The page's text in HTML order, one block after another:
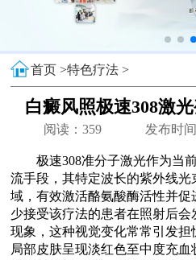
首页 >特色疗法 >
白癜风照极速308激
阅读： 359 发布时
极速308准分子激光作为当
流手段，其特定波长的紫外线
域，有效激活酪氨酸酶活性并
少接受该疗法的患者在照射后
现象，这种视觉变化常常引发
局部皮肤呈现淡红色至中度充